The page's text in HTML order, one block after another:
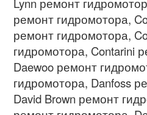
ремонт гидромотора,
ремонт гидромотора,
гидромотора, Contarini
Daewoo ремонт
гидромотора, Danfoss
David Brown ремонт